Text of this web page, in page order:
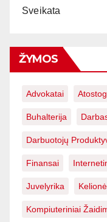
Sveikata
ŽYMOS
Advokatai
Buhalterija
Darbuotojų
Finansai
Juvelyrika
Kompiuteriniai